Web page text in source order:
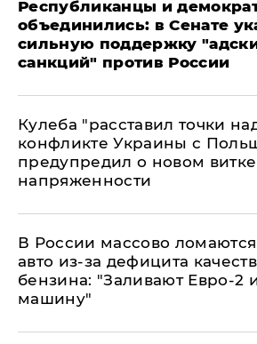
Республиканцы и
объединились: в Сенате
сильную поддержку
санкций" против России
Кулеба "расставил точки
конфликте Украины с
предупредил о новом витке
напряженности
В России массово
авто из-за дефицита
бензина: "Заливают Евро-2
машину"